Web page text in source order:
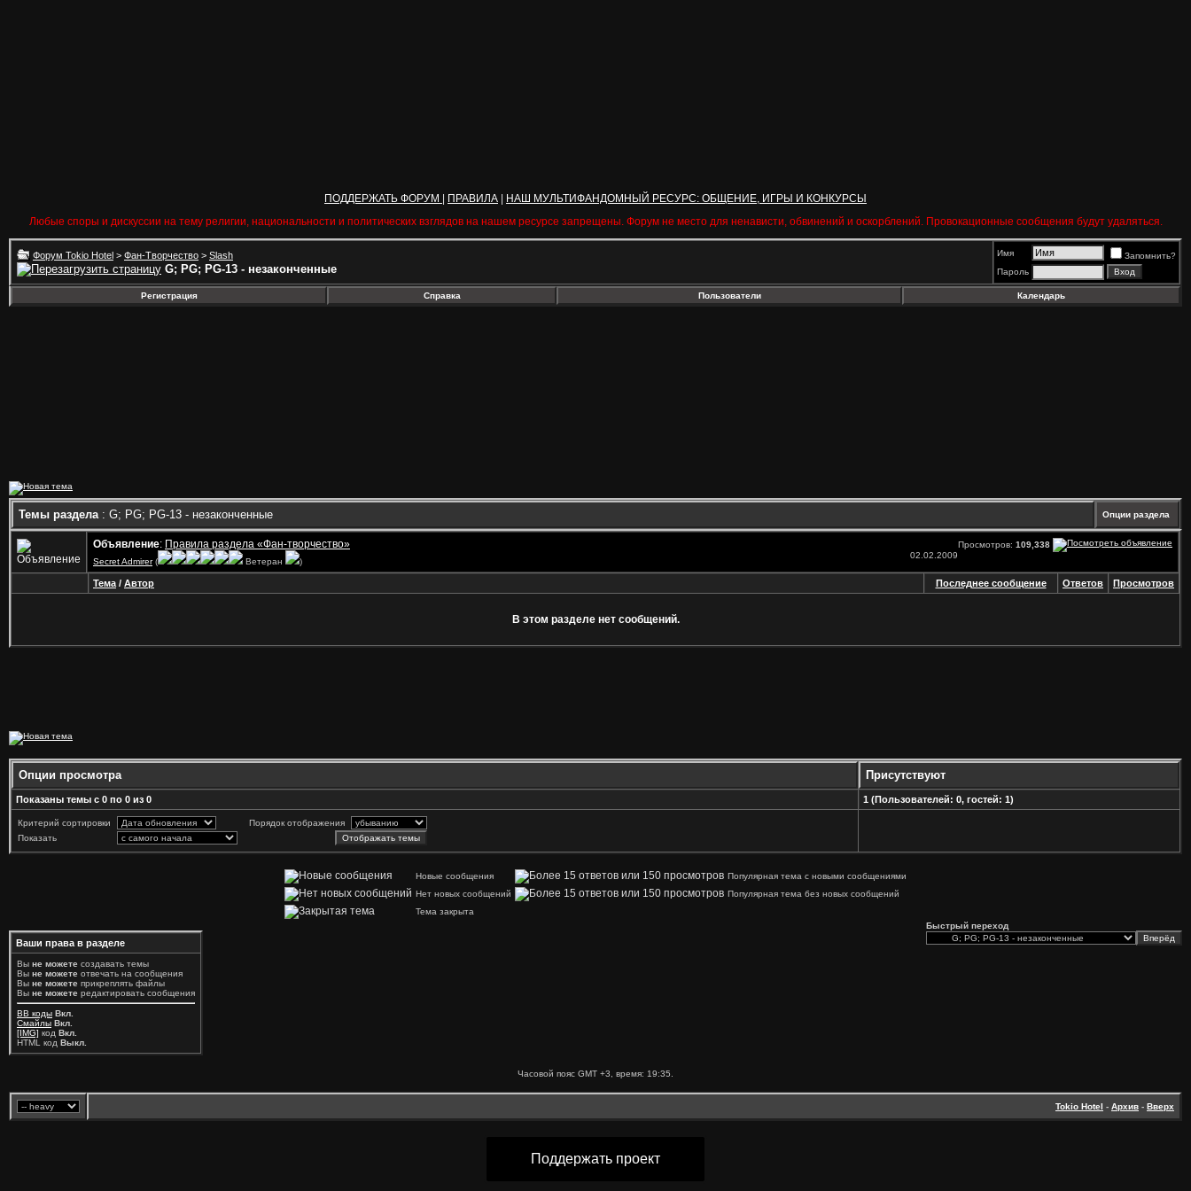
ПОДДЕРЖАТЬ ФОРУМ ПРАВИЛА
НАШ МУЛЬТИФАНДОМНЫЙ РЕСУРС: ОБЩЕНИЕ, ИГРЫ И КОНКУРСЫ
Любые споры и дискуссии на тему религии, национальности и политических взглядов на нашем ресурсе запрещены. Форум не место для ненависти, обвинений и оскорблений. Провокационные сообщения будут удаляться.
Форум Tokio Hotel > Фан-Творчество > Slash
G; PG; PG-13 - незаконченные
Имя
Запомнить?
Пароль
Регистрация Справка Пользователи Календарь
Темы раздела: G; PG; PG-13 - незаконченные Опции раздела
Просмотров: 109,338
Объявление: Правила раздела «Фан-творчество»
02.02.2009
Secret Admirer( Ветеран )
Тема / Автор Последнее сообщение Ответов Просмотров
В этом разделе нет сообщений.
Опции просмотра Присутствуют
Показаны темы с 0 по 0 из 0 1 (Пользователей: 0, гостей: 1)
Критерий сортировки
Порядок отображения
Показать
Новые сообщения
Популярная тема с новыми сообщениями
Нет новых сообщений
Популярная тема без новых сообщений
Тема закрыта
Ваши права в разделе
Вы не можете создавать темы
Вы не можете отвечать на сообщения
Вы не можете прикреплять файлы
Вы не можете редактировать сообщения
BB коды Вкл.
Смайлы Вкл.
[IMG] код Вкл.
HTML код Выкл.
Быстрый переход
Часовой пояс GMT +3, время: 19:35
Tokio Hotel - Архив - Вверх
Поддержать проект